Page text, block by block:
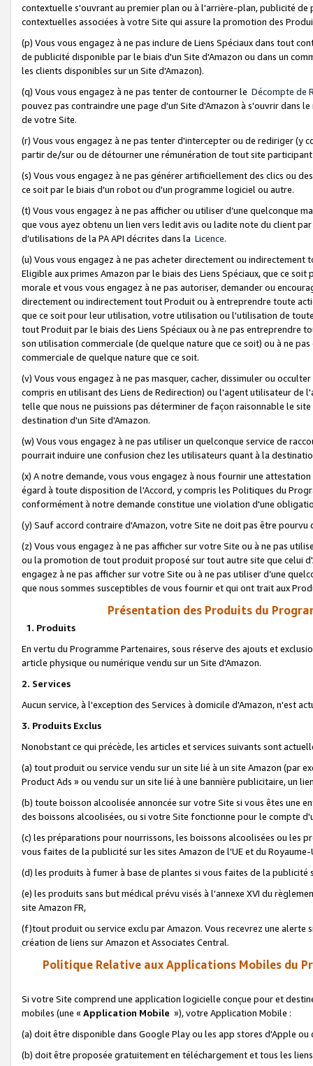
contextuelle s'ouvrant au premier plan ou à l'arrière-plan, publicité
contextuelles associées à votre Site qui assure la promotion des
(p) Vous vous engagez à ne pas inclure de Liens Spéciaux dans tout
de publicité disponible par le biais d'un Site d'Amazon ou dans un
les clients disponibles sur un Site d'Amazon).
(q) Vous vous engagez à ne pas tenter de contourner le Décompte de
pouvez pas contraindre une page d'un Site d'Amazon à s'ouvrir dans
de votre Site.
(r) Vous vous engagez à ne pas tenter d'intercepter ou de rediriger
partir de/sur ou de détourner une rémunération de tout site
(s) Vous vous engagez à ne pas générer artificiellement des clics ou
ce soit par le biais d'un robot ou d'un programme logiciel ou autre.
(t) Vous vous engagez à ne pas afficher ou utiliser d’une quelconque
que vous ayez obtenu un lien vers ledit avis ou ladite note du client
d’utilisations de la PA API décrites dans la Licence.
(u) Vous vous engagez à ne pas acheter directement ou
Eligible aux primes Amazon par le biais des Liens Spéciaux, que ce
morale et vous vous engagez à ne pas autoriser, demander ou
directement ou indirectement tout Produit ou à entreprendre toute
que ce soit pour leur utilisation, votre utilisation ou l'utilisation de
tout Produit par le biais des Liens Spéciaux ou à ne pas entreprendre
son utilisation commerciale (de quelque nature que ce soit) ou à ne
commerciale de quelque nature que ce soit.
(v) Vous vous engagez à ne pas masquer, cacher, dissimuler ou
compris en utilisant des Liens de Redirection) ou l'agent utilisateur
telle que nous ne puissions pas déterminer de façon raisonnable le
destination d'un Site d'Amazon.
(w) Vous vous engagez à ne pas utiliser un quelconque service de
pourrait induire une confusion chez les utilisateurs quant à la
(x) A notre demande, vous vous engagez à nous fournir une
égard à toute disposition de l'Accord, y compris les Politiques du
conformément à notre demande constitue une violation d'une
(y) Sauf accord contraire d'Amazon, votre Site ne doit pas être
(z) Vous vous engagez à ne pas afficher sur votre Site ou à ne pas
ou la promotion de tout produit proposé sur tout autre site que celui
engagez à ne pas afficher sur votre Site ou à ne pas utiliser d’une
que nous sommes susceptibles de vous fournir et qui ont trait aux
Présentation des Produits du
1. Produits
En vertu du Programme Partenaires, sous réserve des ajouts et
article physique ou numérique vendu sur un Site d'Amazon.
2. Services
Aucun service, à l'exception des Services à domicile d'Amazon, n'est
3. Produits Exclus
Nonobstant ce qui précède, les articles et services suivants sont
(a) tout produit ou service vendu sur un site lié à un site Amazon (par
Product Ads » ou vendu sur un site lié à une bannière publicitaire, un
(b) toute boisson alcoolisée annoncée sur votre Site si vous êtes une
des boissons alcoolisées, ou si votre Site fonctionne pour le compte
(c) les préparations pour nourrissons, les boissons alcoolisées ou les
vous faites de la publicité sur les sites Amazon de l'UE et du Royaume-
(d) les produits à fumer à base de plantes si vous faites de la publicité
(e) les produits sans but médical prévu visés à l'annexe XVI du
site Amazon FR,
(f)tout produit ou service exclu par Amazon. Vous recevrez une alerte
création de liens sur Amazon et Associates Central.
Politique Relative aux Applications Mobiles du
Si votre Site comprend une application logicielle conçue pour et
mobiles (une « Application Mobile »), votre Application Mobile :
(a) doit être disponible dans Google Play ou les app stores d'Apple ou
(b) doit être proposée gratuitement en téléchargement et tous les